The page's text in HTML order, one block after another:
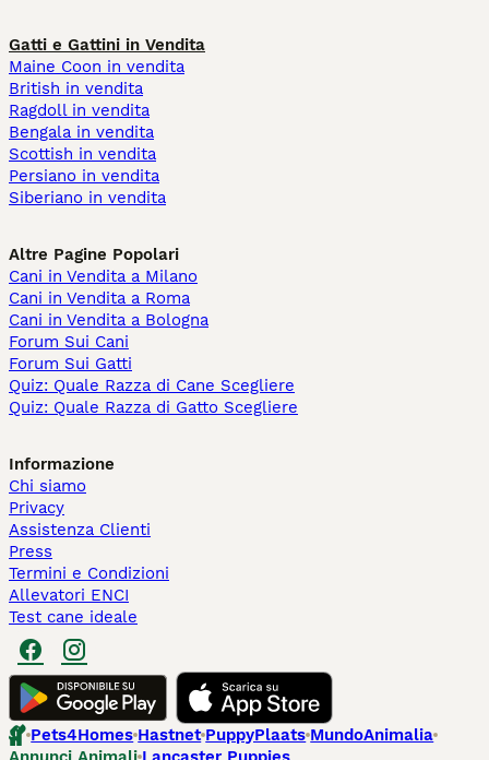
Gatti e Gattini in Vendita
Maine Coon in vendita
British in vendita
Ragdoll in vendita
Bengala in vendita
Scottish in vendita
Persiano in vendita
Siberiano in vendita
Altre Pagine Popolari
Cani in Vendita a Milano
Cani in Vendita a Roma
Cani in Vendita a Bologna
Forum Sui Cani
Forum Sui Gatti
Quiz: Quale Razza di Cane Scegliere
Quiz: Quale Razza di Gatto Scegliere
Informazione
Chi siamo
Privacy
Assistenza Clienti
Press
Termini e Condizioni
Allevatori ENCI
Test cane ideale
Pets4Homes Hastnet PuppyPlaats MundoAnimalia